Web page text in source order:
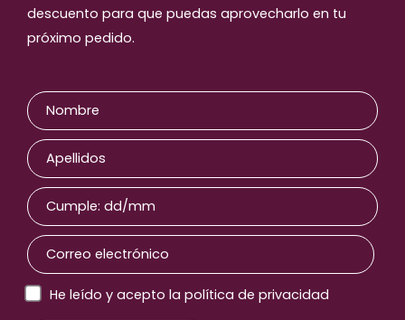
descuento para que puedas aprovecharlo en tu
próximo pedido.
He leído y acepto la política de privacidad